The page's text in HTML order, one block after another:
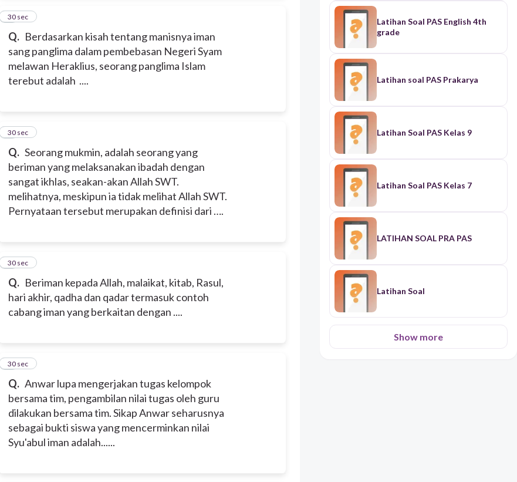
Q. Berdasarkan kisah tentang manisnya iman
sang panglima dalam pembebasan Negeri Syam
melawan Heraklius, seorang panglima Islam
terebut adalah ....
2
30 sec
Q. Seorang mukmin, adalah seorang yang
beriman yang melaksanakan ibadah dengan
sangat ikhlas, seakan-akan Allah SWT.
melihatnya, meskipun ia tidak melihat Allah SWT.
Pernyataan tersebut merupakan definisi dari ….
3
30 sec
Q. Beriman kepada Allah, malaikat, kitab, Rasul,
hari akhir, qadha dan qadar termasuk contoh
cabang iman yang berkaitan dengan ....
4
30 sec
Q. Anwar lupa mengerjakan tugas kelompok
bersama tim, pengambilan nilai tugas oleh guru
dilakukan bersama tim. Sikap Anwar seharusnya
sebagai bukti siswa yang mencerminkan nilai
Syu'abul iman adalah......
5
30 sec
Latihan Soal PAS English 4th
grade
Latihan soal PAS Prakarya
Latihan Soal PAS Kelas 9
Latihan Soal PAS Kelas 7
LATIHAN SOAL PRA PAS
Latihan Soal
Show more